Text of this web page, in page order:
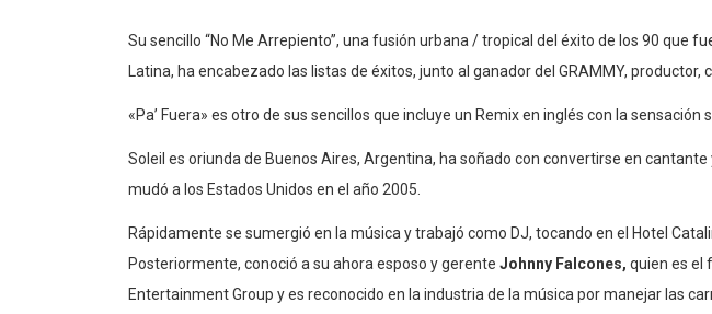
Su sencillo “No Me Arrepiento”, una fusión urbana / tropical del éxito de los 90 que
Latina, ha encabezado las listas de éxitos, junto al ganador del GRAMMY, productor,
«Pa’ Fuera» es otro de sus sencillos que incluye un Remix en inglés con la
Soleil es oriunda de Buenos Aires, Argentina, ha soñado con convertirse en
mudó a los Estados Unidos en el año 2005.
Rápidamente se sumergió en la música y trabajó como DJ, tocando en el Hotel
Posteriormente, conoció a su ahora esposo y gerente Johnny Falcones, quien es el
Entertainment Group y es reconocido en la industria de la música por manejar las